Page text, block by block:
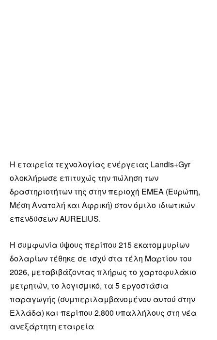
Η εταιρεία τεχνολογίας ενέργειας Landis+Gyr
ολοκλήρωσε επιτυχώς την πώληση των
δραστηριοτήτων της στην περιοχή EMEA (Ευρώπη,
Μέση Ανατολή και Αφρική) στον όμιλο ιδιωτικών
επενδύσεων AURELIUS.
Η συμφωνία ύψους περίπου 215 εκατομμυρίων
δολαρίων τέθηκε σε ισχύ στα τέλη Μαρτίου του
2026, μεταβιβάζοντας πλήρως το χαρτοφυλάκιο
μετρητών, το λογισμικό, τα 5 εργοστάσια
παραγωγής (συμπεριλαμβανομένου αυτού στην
Ελλάδα) και περίπου 2.800 υπαλλήλους στη νέα
ανεξάρτητη εταιρεία